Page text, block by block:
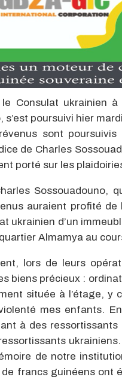
Consulat ukrainien
s’est poursuivi hier
sont
de Charles
porté sur les
Sossouadouno,
auraient profité de
ukrainien d’un
Almamya au
lors de leurs
biens précieux :
située à l’étage, y
mes enfants.
à des
de notre
francs guinéens ont